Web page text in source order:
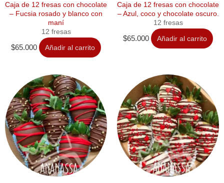
Caja de 12 fresas con chocolate
– Fucsia rosado y blanco con
maní
12 fresas
$65.000 Añadir al carrito
Caja de 12 fresas con chocolate
– Azul, coco y chocolate oscuro.
12 fresas
$65.000 Añadir al carrito